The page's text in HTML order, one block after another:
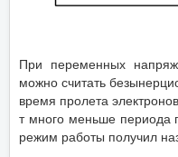
При переменных
можно считать
время пролета
т много меньше периода
режим работы получил